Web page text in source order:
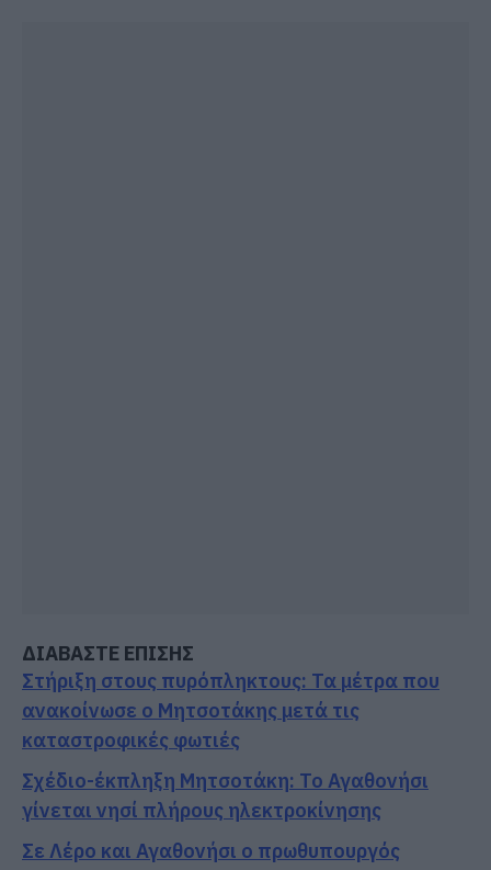
ΔΙΑΒΑΣΤΕ ΕΠΙΣΗΣ
Στήριξη στους πυρόπληκτους: Τα μέτρα που
ανακοίνωσε ο Μητσοτάκης μετά τις
καταστροφικές φωτιές
Σχέδιο-έκπληξη Μητσοτάκη: Το Αγαθονήσι
γίνεται νησί πλήρους ηλεκτροκίνησης
Σε Λέρο και Αγαθονήσι ο πρωθυπουργός